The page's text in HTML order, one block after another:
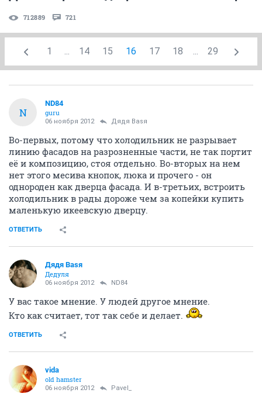
712889 721
1 ... 14 15 16 17 18 ... 29
N
ND84
guru
06 ноября 2012 Дядя Ваsя
Во-первых, потому что холодильник не разрывает
линию фасадов на разрозненные части, не так портит
её и композицию, стоя отдельно. Во-вторых на нем
нет этого месива кнопок, люка и прочего - он
однороден как дверца фасада. И в-третьих, встроить
холодильник в рады дороже чем за копейки купить
маленькую икеевскую дверцу.
ОТВЕТИТЬ
Дядя Ваsя
Дедуля
06 ноября 2012 ND84
У вас такое мнение. У людей другое мнение.
Кто как считает, тот так себе и делает.
ОТВЕТИТЬ
vida
old hamster
06 ноября 2012 Pavel_